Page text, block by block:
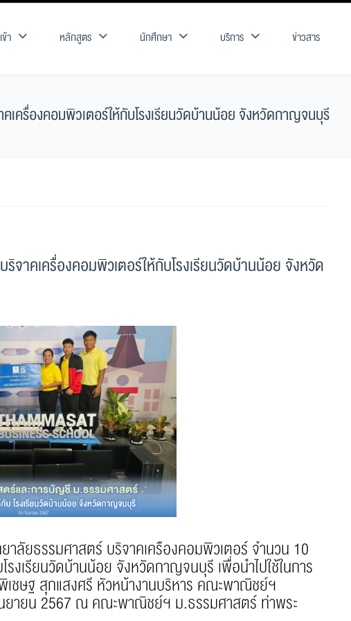
า หลักสูตร นักศึกษา บริการ ข่าวสาร
ครื่องคอมพิวเตอร์ให้กับโรงเรียนวัดบ้านน้อย จังหวัดกาญจนบุรี
คเครื่องคอมพิวเตอร์ให้กับโรงเรียนวัดบ้านน้อย จังหวัด
รรมศาสตร์ บริจาคเครื่องคอมพิวเตอร์ จำนวน 10
งเรียนวัดบ้านน้อย จังหวัดกาญจนบุรี เพื่อนำไปใช้ในการ
ชษฐ สุกแสงศรี หัวหน้างานบริหาร คณะพาณิชย์ฯ
ยายน 2567 ณ คณะพาณิชย์ฯ ม.ธรรมศาสตร์ ท่าพระ